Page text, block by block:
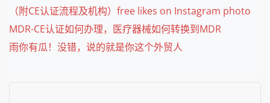
（附CE认证流程及机构）free likes on Instagram photo
MDR-CE认证如何办理，医疗器械如何转换到MDR
雨你有瓜！没错，说的就是你这个外贸人